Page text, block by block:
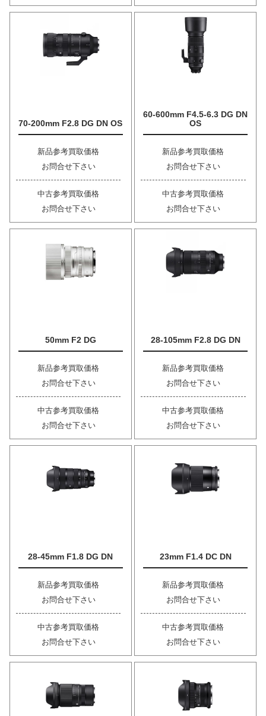
70-200mm F2.8 DG DN OS
新品参考買取価格
お問合せ下さい
中古参考買取価格
お問合せ下さい
60-600mm F4.5-6.3 DG DN
OS
新品参考買取価格
お問合せ下さい
中古参考買取価格
お問合せ下さい
50mm F2 DG
新品参考買取価格
お問合せ下さい
中古参考買取価格
お問合せ下さい
28-105mm F2.8 DG DN
新品参考買取価格
お問合せ下さい
中古参考買取価格
お問合せ下さい
28-45mm F1.8 DG DN
新品参考買取価格
お問合せ下さい
中古参考買取価格
お問合せ下さい
23mm F1.4 DC DN
新品参考買取価格
お問合せ下さい
中古参考買取価格
お問合せ下さい